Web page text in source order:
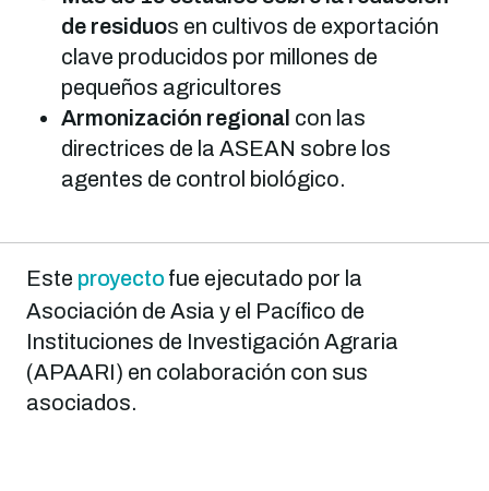
de residuos en cultivos de exportación
clave producidos por millones de
pequeños agricultores
Armonización regional con las
directrices de la ASEAN sobre los
agentes de control biológico.
Este proyectofue ejecutado por la
Asociación de Asia y el Pacífico de
Instituciones de Investigación Agraria
(APAARI) en colaboración con sus
asociados.